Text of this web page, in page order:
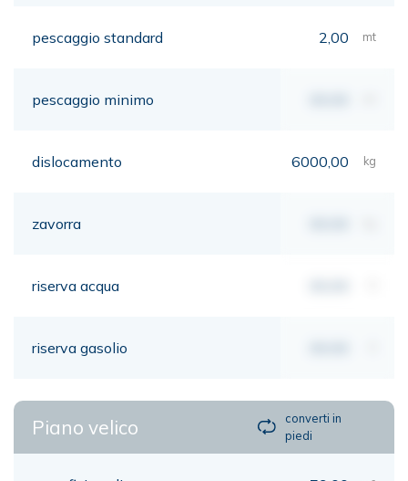
pescaggio standard 2,00 mt
pescaggio minimo
dislocamento 6000,00 kg
zavorra
riserva acqua
riserva gasolio
Piano velico
converti in
piedi